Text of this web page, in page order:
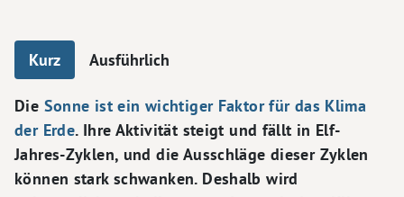
Kurz Ausführlich
Die Sonne ist ein wichtiger Faktor für das Klima
der Erde. Ihre Aktivität steigt und fällt in Elf-
Jahres-Zyklen, und die Ausschläge dieser Zyklen
können stark schwanken. Deshalb wird